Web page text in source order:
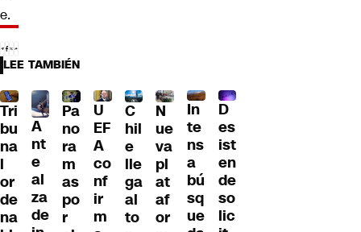
e.
LEE TAMBIÉN
Tri
bu
na
l
or
de
na
A
nt
e
al
za
de
Pa
no
ra
m
as
po
r
U
EF
A
co
nf
ir
m
C
hil
e
lle
ga
al
to
N
ue
va
pl
at
af
or
In
te
ns
a
bú
sq
ue
D
es
ist
en
de
so
lic